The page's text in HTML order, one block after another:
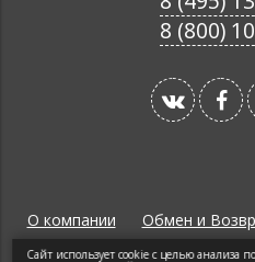
8 (800)
О компании Обмен и
Политика
Сайт использует cookie с целью анализа